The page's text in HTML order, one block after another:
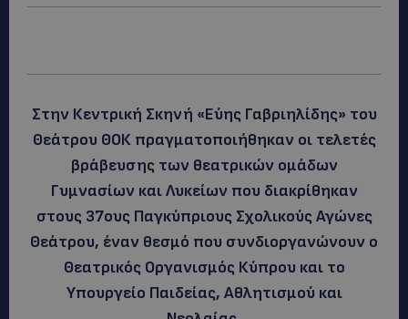
Στην Κεντρική Σκηνή «Εύης Γαβριηλίδης» του
Θεάτρου ΘΟΚ πραγματοποιήθηκαν οι τελετές
βράβευσης των θεατρικών ομάδων
Γυμνασίων και Λυκείων που διακρίθηκαν
στους 37ους Παγκύπριους Σχολικούς Αγώνες
Θεάτρου, έναν θεσμό που συνδιοργανώνουν ο
Θεατρικός Οργανισμός Κύπρου και το
Υπουργείο Παιδείας, Αθλητισμού και